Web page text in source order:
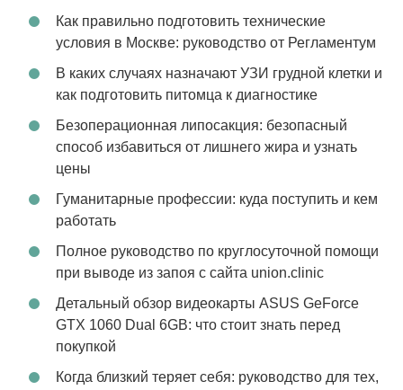
Как правильно подготовить технические
условия в Москве: руководство от Регламентум
В каких случаях назначают УЗИ грудной клетки и
как подготовить питомца к диагностике
Безоперационная липосакция: безопасный
способ избавиться от лишнего жира и узнать
цены
Гуманитарные профессии: куда поступить и кем
работать
Полное руководство по круглосуточной помощи
при выводе из запоя с сайта union.clinic
Детальный обзор видеокарты ASUS GeForce
GTX 1060 Dual 6GB: что стоит знать перед
покупкой
Когда близкий теряет себя: руководство для тех,